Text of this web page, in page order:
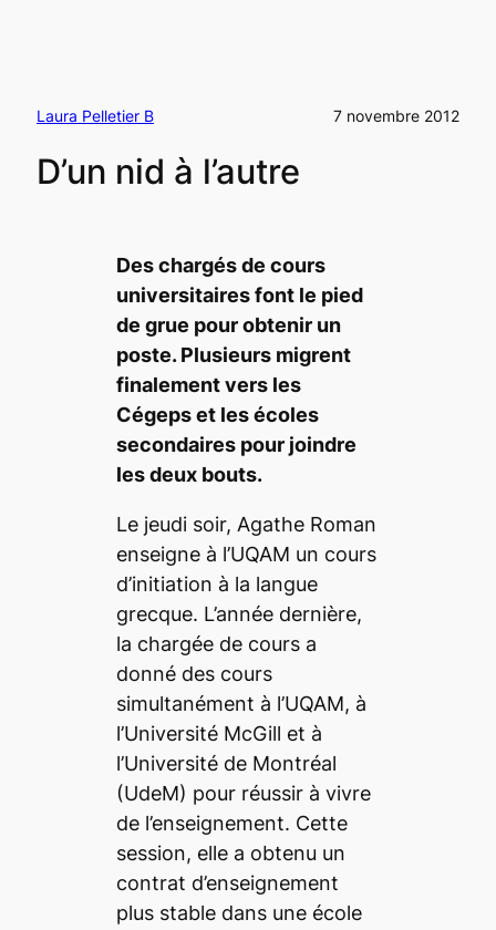
Laura Pelletier B 7 novembre 2012
D’un nid à l’autre
Des chargés de cours
universitaires font le pied
de grue pour obtenir un
poste. Plusieurs migrent
finalement vers les
Cégeps et les écoles
secondaires pour joindre
les deux bouts.
Le jeudi soir, Agathe Roman
enseigne à l’UQAM un cours
d’initiation à la langue
grecque. L’année dernière,
la chargée de cours a
donné des cours
simultanément à l’UQAM, à
l’Université McGill et à
l’Université de Montréal
(UdeM) pour réussir à vivre
de l’enseignement. Cette
session, elle a obtenu un
contrat d’enseignement
plus stable dans une école